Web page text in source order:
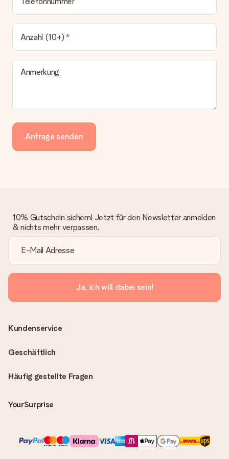
Anzahl (10+)
Anmerkung
Anfrage senden
10% Gutschein sichern! Jetzt für den Newsletter anmelden
& nichts mehr verpassen.
Ja, ich will dabei sein!
Häufig gestellte Fragen
YourSurprise
Kundenservice
Geschäftlich